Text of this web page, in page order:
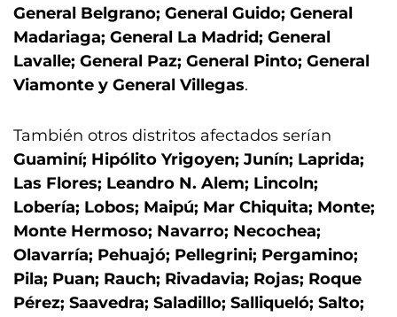
General Belgrano; General Guido; General
Madariaga; General La Madrid; General
Lavalle; General Paz; General Pinto; General
Viamonte y General Villegas.
También otros distritos afectados serían
Guaminí; Hipólito Yrigoyen; Junín; Laprida;
Las Flores; Leandro N. Alem; Lincoln;
Lobería; Lobos; Maipú; Mar Chiquita; Monte;
Monte Hermoso; Navarro; Necochea;
Olavarría; Pehuajó; Pellegrini; Pergamino;
Pila; Puan; Rauch; Rivadavia; Rojas; Roque
Pérez; Saavedra; Saladillo; Salliqueló; Salto;